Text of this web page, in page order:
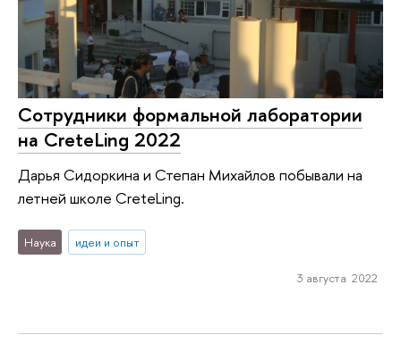
Сотрудники формальной лаборатории
на CreteLing 2022
Дарья Сидоркина и Степан Михайлов побывали на
летней школе CreteLing.
Наука идеи и опыт
3 августа 2022